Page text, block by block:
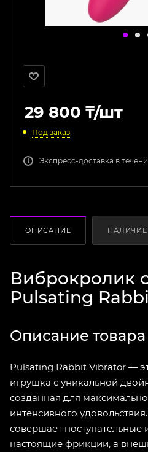
29 800 ₸/шт
Под заказ
Экспресс-доставка в
ОПИСАНИЕ НАЛИЧИЕ
Виброкролик
Pulsating
Описание товара
Pulsating Rabbit Vibrator —
игрушка с уникальной
созданная для максимально
интенсивного
совершает
настоящие фрикции, а